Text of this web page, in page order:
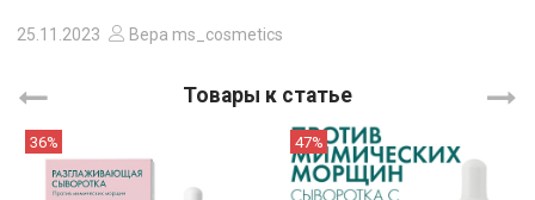
25.11.2023 Вера ms_cosmetics
Товары к статье
36% 47%